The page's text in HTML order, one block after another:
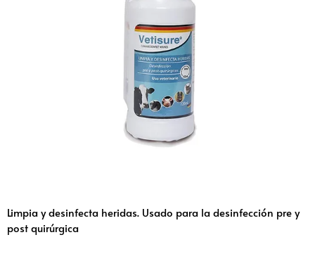
Limpia y desinfecta heridas. Usado para la desinfección pre y
post quirúrgica